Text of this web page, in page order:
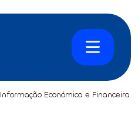
Informação Económica e Financeira